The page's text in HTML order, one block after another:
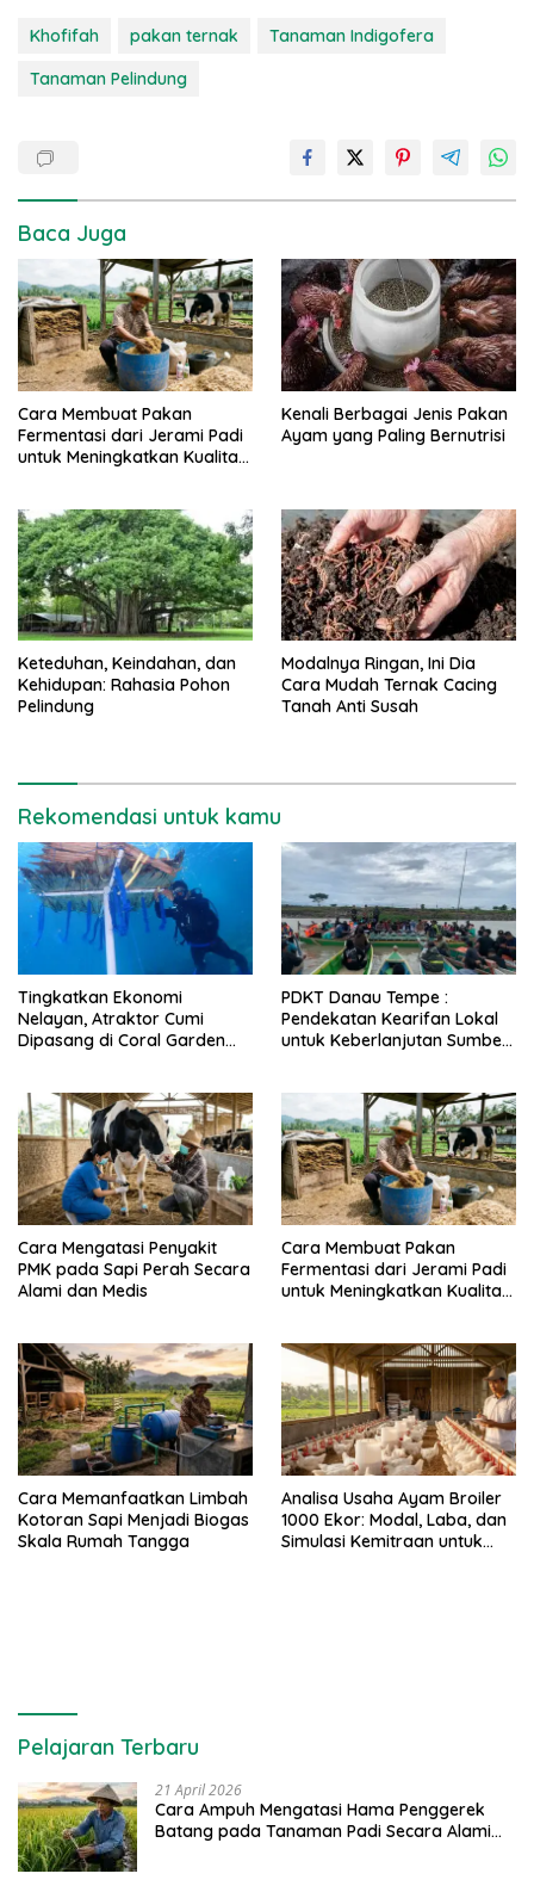
Khofifah pakan ternak
Tanaman Indigofera
Tanaman Pelindung
Baca Juga
Cara Membuat Pakan
Fermentasi dari Jerami Padi
untuk Meningkatkan Kualitas
Kenali Berbagai Jenis Pakan
Ayam yang Paling Bernutrisi
Keteduhan, Keindahan, dan
Kehidupan: Rahasia Pohon
Pelindung
Modalnya Ringan, Ini Dia
Cara Mudah Ternak Cacing
Tanah Anti Susah
Rekomendasi untuk kamu
Tingkatkan Ekonomi
Nelayan, Atraktor Cumi
Dipasang di Coral Garden
PDKT Danau Tempe :
Pendekatan Kearifan Lokal
untuk Keberlanjutan Sumber
Cara Mengatasi Penyakit
PMK pada Sapi Perah Secara
Alami dan Medis
Cara Membuat Pakan
Fermentasi dari Jerami Padi
untuk Meningkatkan Kualitas
Cara Memanfaatkan Limbah
Kotoran Sapi Menjadi Biogas
Skala Rumah Tangga
Analisa Usaha Ayam Broiler
1000 Ekor: Modal, Laba, dan
Simulasi Kemitraan untuk
Pelajaran Terbaru
21 April 2026
Cara Ampuh Mengatasi Hama Penggerek
Batang pada Tanaman Padi Secara Alami